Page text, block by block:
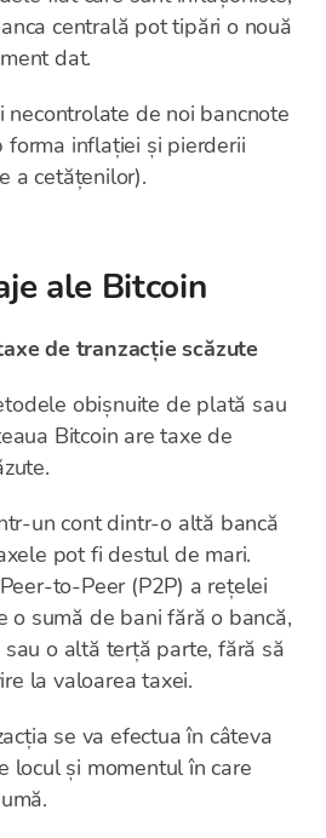
centrală pot tipări o nouă
dat.
necontrolate de noi bancnote
forma inflației și pierderii
a cetățenilor).
ale Bitcoin
de tranzacție scăzute
obișnuite de plată sau
Bitcoin are taxe de
un cont dintr-o altă bancă
pot fi destul de mari.
to-Peer (P2P) a rețelei
o sumă de bani fără o bancă,
o altă terță parte, fără să
la valoarea taxei.
se va efectua în câteva
locul și momentul în care